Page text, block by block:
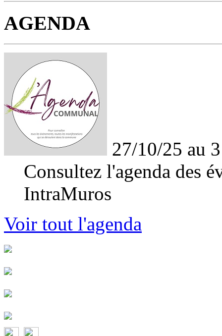
AGENDA
27/10/25 au
Consultez l'agenda des
IntraMuros
Voir tout l'agenda